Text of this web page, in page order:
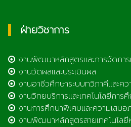
ฝ่ายวิชาการ
งานพัฒนาหลักสูตรและการจัดการ
งานวัดผลและประเมินผล
งานอาชีวศึกษาระบบทวิภาคีและค
งานวิทยบริการและเทคโนโลยีการ
งานการศึกษาพิเศษและความเสม
งานพัฒนาหลักสูตรสายเทคโนโล